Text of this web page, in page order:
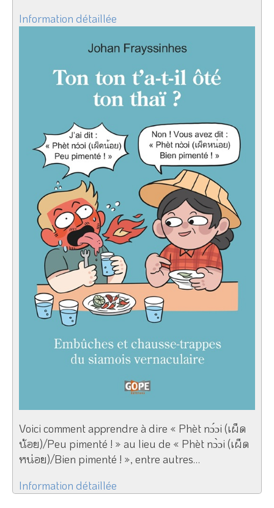
Information détaillée
Voici comment apprendre à dire « Phèt nɔ́ɔi (เผ็ด
น้อย)/Peu pimenté ! » au lieu de « Phèt nɔ̀ɔi (เผ็ด
หน่อย)/Bien pimenté ! », entre autres…
Information détaillée